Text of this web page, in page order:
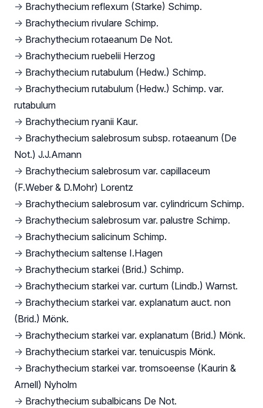
→ Brachythecium reflexum (Starke) Schimp.
→ Brachythecium rivulare Schimp.
→ Brachythecium rotaeanum De Not.
→ Brachythecium ruebelii Herzog
→ Brachythecium rutabulum (Hedw.) Schimp.
→ Brachythecium rutabulum (Hedw.) Schimp. var.
rutabulum
→ Brachythecium ryanii Kaur.
→ Brachythecium salebrosum subsp. rotaeanum (De
Not.) J.J.Amann
→ Brachythecium salebrosum var. capillaceum
(F.Weber & D.Mohr) Lorentz
→ Brachythecium salebrosum var. cylindricum Schimp.
→ Brachythecium salebrosum var. palustre Schimp.
→ Brachythecium salicinum Schimp.
→ Brachythecium saltense I.Hagen
→ Brachythecium starkei (Brid.) Schimp.
→ Brachythecium starkei var. curtum (Lindb.) Warnst.
→ Brachythecium starkei var. explanatum auct. non
(Brid.) Mönk.
→ Brachythecium starkei var. explanatum (Brid.) Mönk.
→ Brachythecium starkei var. tenuicuspis Mönk.
→ Brachythecium starkei var. tromsoeense (Kaurin &
Arnell) Nyholm
→ Brachythecium subalbicans De Not.